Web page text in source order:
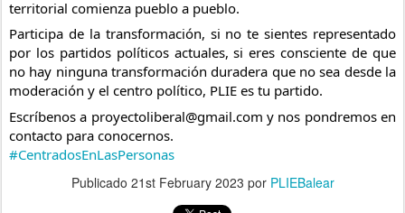
territorial comienza pueblo a pueblo.
Participa de la transformación, si no te sientes representado
por los partidos políticos actuales, si eres consciente de que
no hay ninguna transformación duradera que no sea desde la
moderación y el centro político, PLIE es tu partido.
Escríbenos a proyectoliberal@gmail.com y nos pondremos en
contacto para conocernos.
#CentradosEnLasPersonas
Publicado 21st February 2023 por PLIEBalear